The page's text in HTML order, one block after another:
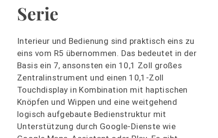
Serie
Interieur und Bedienung sind praktisch eins zu
eins vom R5 übernommen. Das bedeutet in der
Basis ein 7, ansonsten ein 10,1 Zoll großes
Zentralinstrument und einen 10,1-Zoll
Touchdisplay in Kombination mit haptischen
Knöpfen und Wippen und eine weitgehend
logisch aufgebaute Bedienstruktur mit
Unterstützung durch Google-Dienste wie